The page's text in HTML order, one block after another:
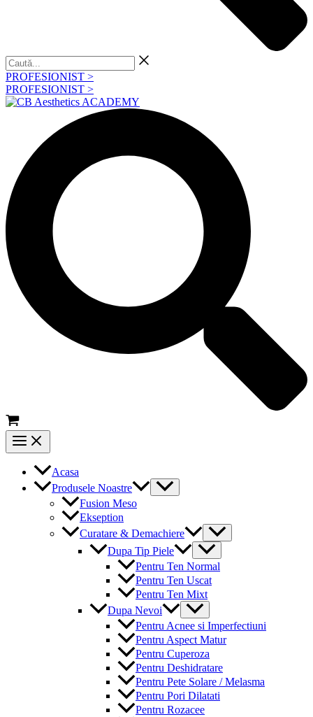
Caută...
PROFESIONIST >
PROFESIONIST >
Main
Menu
Acasa
Produsele Noastre
Menu
Toggle
Fusion Meso
Ekseption
Curatare & Demachiere
Menu
Toggle
Dupa Tip Piele
Menu
Toggle
Pentru Ten Normal
Pentru Ten Uscat
Pentru Ten Mixt
Dupa Nevoi
Menu
Toggle
Pentru Acnee si Imperfectiuni
Pentru Aspect Matur
Pentru Cuperoza
Pentru Deshidratare
Pentru Pete Solare / Melasma
Pentru Pori Dilatati
Pentru Rozacee